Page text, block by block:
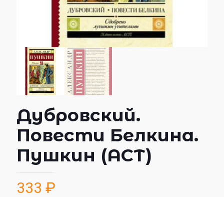
Дубровский.
Повести Белкина.
Пушкин (АСТ)
333 ₽